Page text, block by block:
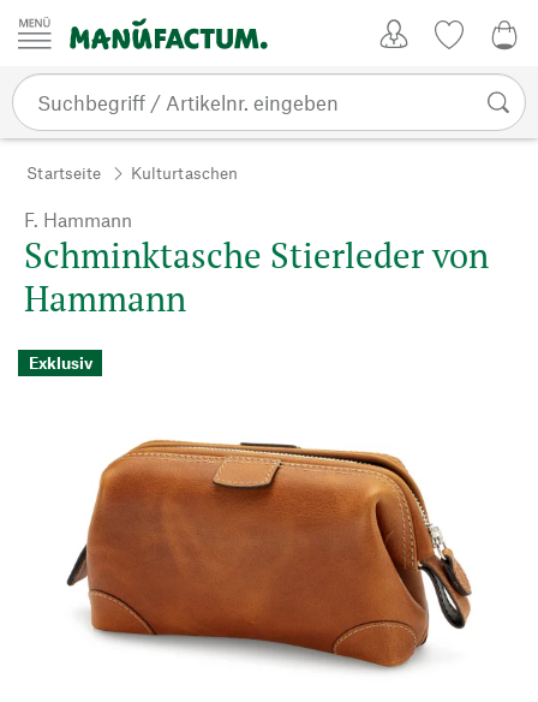
Zum Inhalt springen
Startseite Kulturtaschen
F. Hammann
Schminktasche Stierleder von
Hammann
Exklusiv